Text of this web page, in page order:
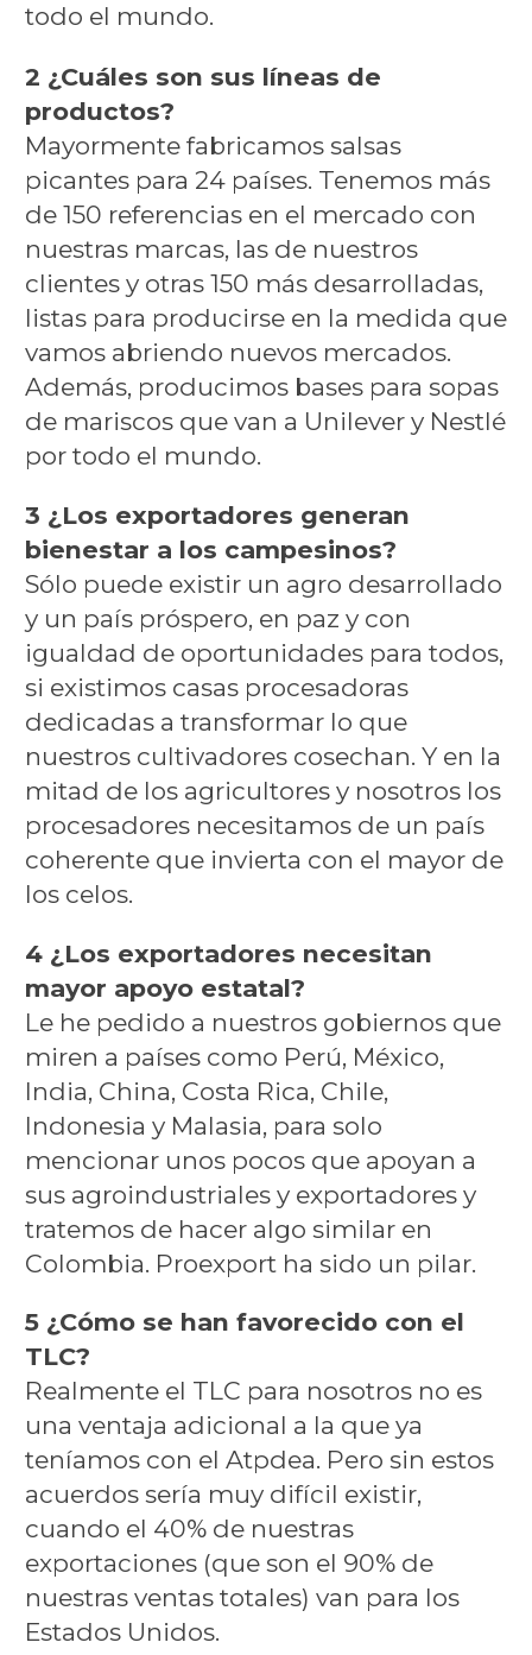
todo el mundo.
2 ¿Cuáles son sus líneas de
productos?
Mayormente fabricamos salsas
picantes para 24 países. Tenemos más
de 150 referencias en el mercado con
nuestras marcas, las de nuestros
clientes y otras 150 más desarrolladas,
listas para producirse en la medida que
vamos abriendo nuevos mercados.
Además, producimos bases para sopas
de mariscos que van a Unilever y Nestlé
por todo el mundo.
3 ¿Los exportadores generan
bienestar a los campesinos?
Sólo puede existir un agro desarrollado
y un país próspero, en paz y con
igualdad de oportunidades para todos,
si existimos casas procesadoras
dedicadas a transformar lo que
nuestros cultivadores cosechan. Y en la
mitad de los agricultores y nosotros los
procesadores necesitamos de un país
coherente que invierta con el mayor de
los celos.
4 ¿Los exportadores necesitan
mayor apoyo estatal?
Le he pedido a nuestros gobiernos que
miren a países como Perú, México,
India, China, Costa Rica, Chile,
Indonesia y Malasia, para solo
mencionar unos pocos que apoyan a
sus agroindustriales y exportadores y
tratemos de hacer algo similar en
Colombia. Proexport ha sido un pilar.
5 ¿Cómo se han favorecido con el
TLC?
Realmente el TLC para nosotros no es
una ventaja adicional a la que ya
teníamos con el Atpdea. Pero sin estos
acuerdos sería muy difícil existir,
cuando el 40% de nuestras
exportaciones (que son el 90% de
nuestras ventas totales) van para los
Estados Unidos.